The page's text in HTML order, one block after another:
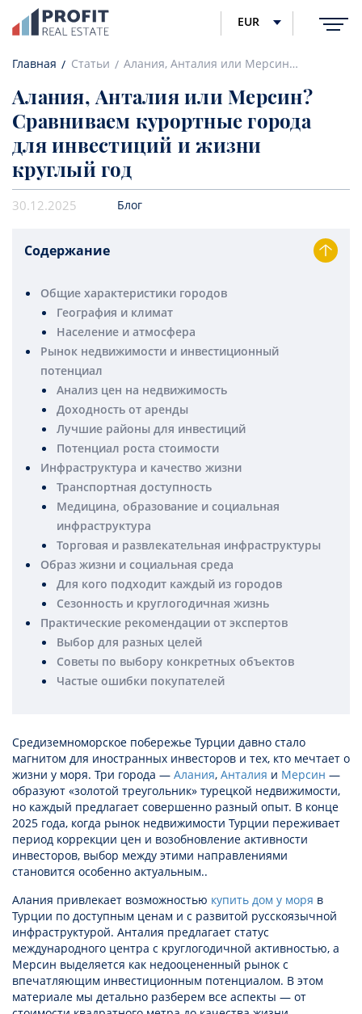
EUR
Главная Статьи Алания, Анталия или Мерсин? Сравниваем курортные города для инвестиций и жизни круглый год
Алания, Анталия или Мерсин?
Сравниваем курортные города
для инвестиций и жизни
круглый год
30.12.2025 Блог
Содержание
Общие характеристики городов
География и климат
Население и атмосфера
Рынок недвижимости и инвестиционный
потенциал
Анализ цен на недвижимость
Доходность от аренды
Лучшие районы для инвестиций
Потенциал роста стоимости
Инфраструктура и качество жизни
Транспортная доступность
Медицина, образование и социальная
инфраструктура
Торговая и развлекательная инфраструктуры
Образ жизни и социальная среда
Для кого подходит каждый из городов
Сезонность и круглогодичная жизнь
Практические рекомендации от экспертов
Выбор для разных целей
Советы по выбору конкретных объектов
Частые ошибки покупателей
Средиземноморское побережье Турции давно стало
магнитом для иностранных инвесторов и тех, кто мечтает о
жизни у моря. Три города — Алания, Анталия и Мерсин —
образуют «золотой треугольник» турецкой недвижимости,
но каждый предлагает совершенно разный опыт. В конце
2025 года, когда рынок недвижимости Турции переживает
период коррекции цен и возобновление активности
инвесторов, выбор между этими направлениями
становится особенно актуальным..
Алания привлекает возможностью купить дом у моря в
Турции по доступным ценам и с развитой русскоязычной
инфраструктурой. Анталия предлагает статус
международного центра с круглогодичной активностью, а
Мерсин выделяется как недооцененный рынок с
впечатляющим инвестиционным потенциалом. В этом
материале мы детально разберем все аспекты — от